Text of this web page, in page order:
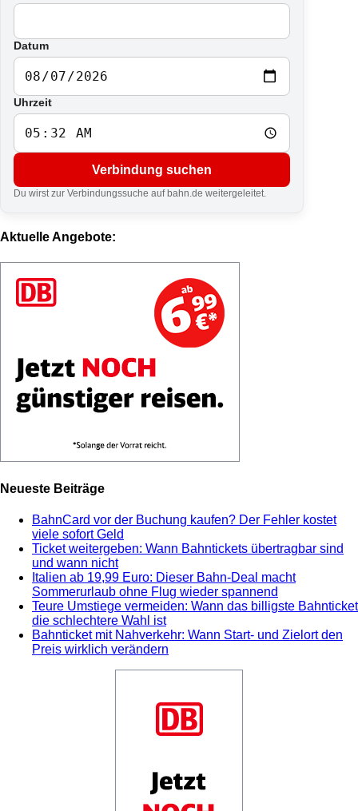
Datum
Uhrzeit
Verbindung suchen
Du wirst zur Verbindungssuche auf bahn.de weitergeleitet.
Aktuelle Angebote:
Neueste Beiträge
BahnCard vor der Buchung kaufen? Der Fehler kostet
viele sofort Geld
Ticket weitergeben: Wann Bahntickets übertragbar sind
und wann nicht
Italien ab 19,99 Euro: Dieser Bahn-Deal macht
Sommerurlaub ohne Flug wieder spannend
Teure Umstiege vermeiden: Wann das billigste Bahnticket
die schlechtere Wahl ist
Bahnticket mit Nahverkehr: Wann Start- und Zielort den
Preis wirklich verändern